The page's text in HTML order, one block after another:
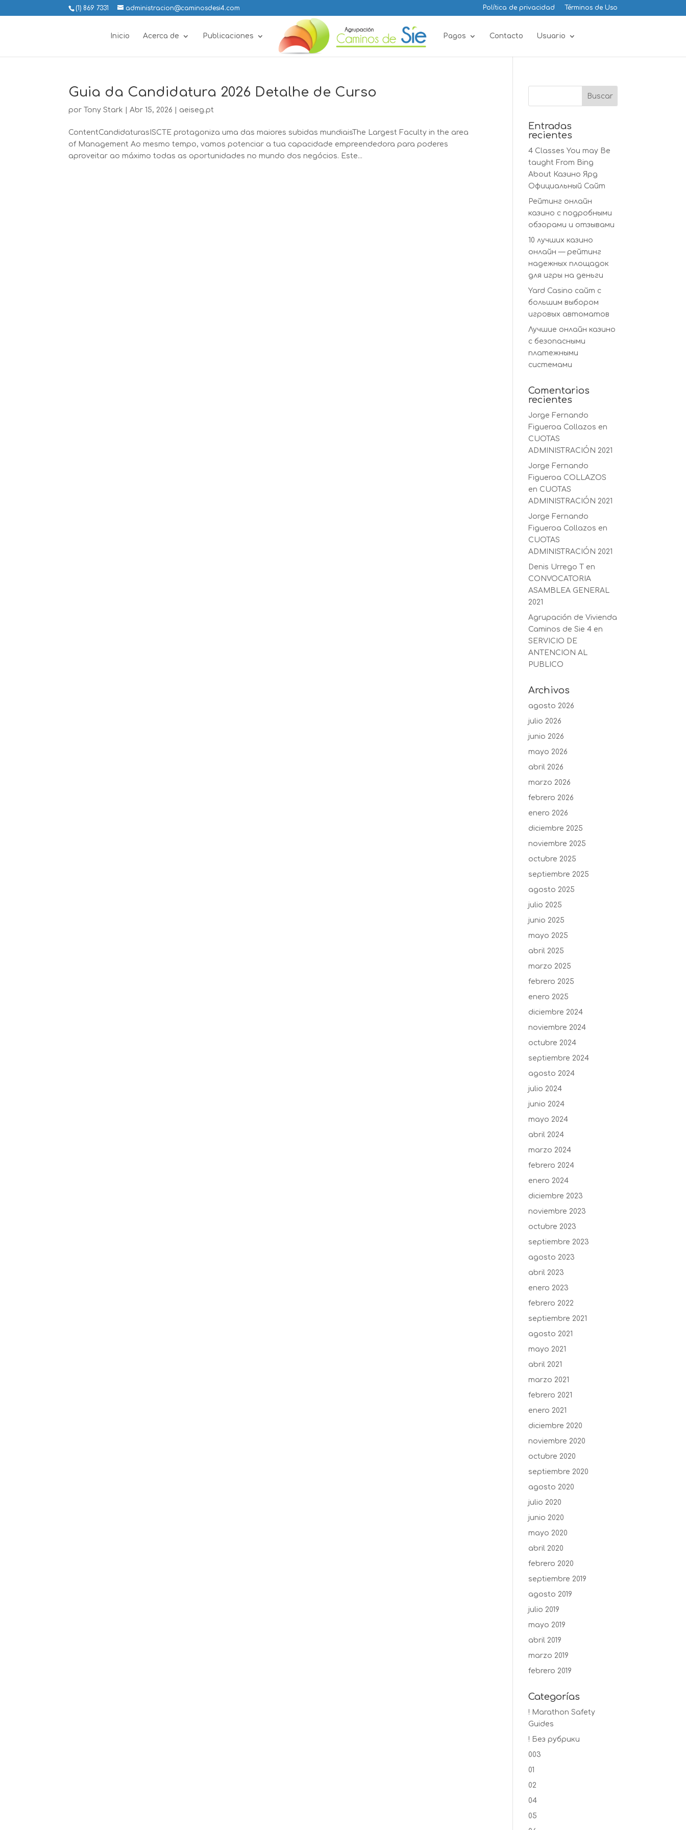
(1) 869 7331 administracion@caminosdesi4.com Política de privacidad Términos de Uso
Inicio Acerca de Publicaciones Pagos Contacto Usuario
Guia da Candidatura 2026 Detalhe de Curso
por Tony Stark |Abr 15, 2026 aeiseg.pt
ContentCandidaturasISCTE protagoniza uma das maiores subidas mundiaisThe Largest Faculty in the area
of Management Ao mesmo tempo, vamos potenciar a tua capacidade empreendedora para poderes
aproveitar ao máximo todas as oportunidades no mundo dos negócios. Este...
Entradas
recientes
4 Classes You may Be
taught From Bing
About Казино Ярд
Официальный Сайт
Рейтинг онлайн
казино с подробными
обзорами и отзывами
10 лучших казино
онлайн — рейтинг
надежных площадок
для игры на деньги
Yard Casino сайт с
большим выбором
игровых автоматов
Лучшие онлайн казино
с безопасными
платежными
системами
Comentarios
recientes
Jorge Fernando
Figueroa Collazos en
CUOTAS
ADMINISTRACIÓN 2021
Jorge Fernando
Figueroa COLLAZOS
en CUOTAS
ADMINISTRACIÓN 2021
Jorge Fernando
Figueroa Collazos en
CUOTAS
ADMINISTRACIÓN 2021
Denis Urrego T
en
CONVOCATORIA
ASAMBLEA GENERAL
2021
Agrupación de Vivienda
Caminos de Sie 4 en
SERVICIO DE
ANTENCION AL
PUBLICO
Archivos
agosto 2026
julio 2026
junio 2026
mayo 2026
abril 2026
marzo 2026
febrero 2026
enero 2026
diciembre 2025
noviembre 2025
octubre 2025
septiembre 2025
agosto 2025
julio 2025
junio 2025
mayo 2025
abril 2025
marzo 2025
febrero 2025
enero 2025
diciembre 2024
noviembre 2024
octubre 2024
septiembre 2024
agosto 2024
julio 2024
junio 2024
mayo 2024
abril 2024
marzo 2024
febrero 2024
enero 2024
diciembre 2023
noviembre 2023
octubre 2023
septiembre 2023
agosto 2023
abril 2023
enero 2023
febrero 2022
septiembre 2021
agosto 2021
mayo 2021
abril 2021
marzo 2021
febrero 2021
enero 2021
diciembre 2020
noviembre 2020
octubre 2020
septiembre 2020
agosto 2020
julio 2020
junio 2020
mayo 2020
abril 2020
febrero 2020
septiembre 2019
agosto 2019
julio 2019
mayo 2019
abril 2019
marzo 2019
febrero 2019
Categorías
! Marathon Safety
Guides
! Без рубрики
003
01
02
04
05